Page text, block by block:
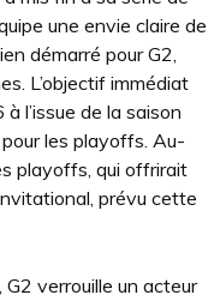
une envie claire de
démarré pour G2,
L’objectif immédiat
l’issue de la saison
les playoffs. Au-
playoffs, qui offrirait
prévu cette
verrouille un acteur